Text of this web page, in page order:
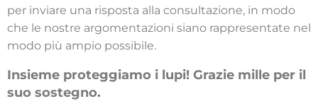
per inviare una risposta alla consultazione, in modo
che le nostre argomentazioni siano rappresentate nel
modo più ampio possibile.
Insieme proteggiamo i lupi! Grazie mille per il
suo sostegno.